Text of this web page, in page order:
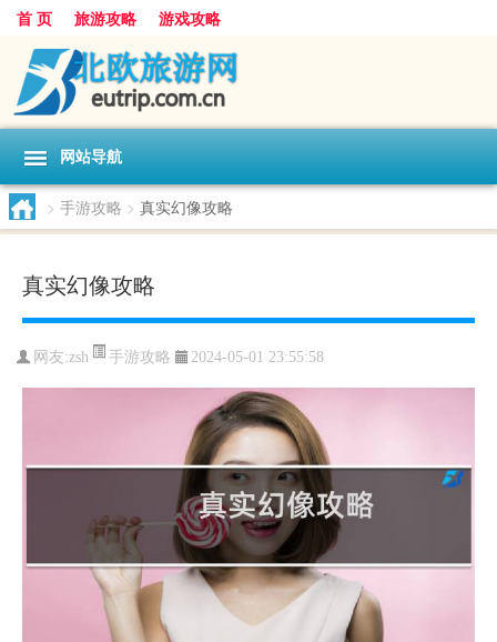
首 页 旅游攻略 游戏攻略
网站导航
> 手游攻略 > 真实幻像攻略
真实幻像攻略
网友:zsh 手游攻略 2024-05-01 23:55:58